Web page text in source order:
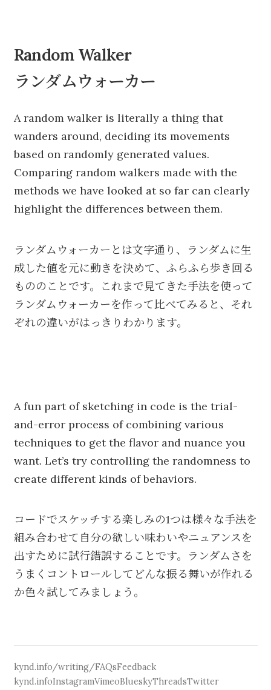
Random Walker
ランダムウォーカー
A random walker is literally a thing that
wanders around, deciding its movements
based on randomly generated values.
Comparing random walkers made with the
methods we have looked at so far can clearly
highlight the differences between them.
ランダムウォーカーとは文字通り、ランダムに生
成した値を元に動きを決めて、ふらふら歩き回る
もののことです。これまで見てきた手法を使って
ランダムウォーカーを作って比べてみると、それ
ぞれの違いがはっきりわかります。
A fun part of sketching in code is the trial-
and-error process of combining various
techniques to get the flavor and nuance you
want. Let’s try controlling the randomness to
create different kinds of behaviors.
コードでスケッチする楽しみの1つは様々な手法を
組み合わせて自分の欲しい味わいやニュアンスを
出すために試行錯誤することです。ランダムさを
うまくコントロールしてどんな振る舞いが作れる
か色々試してみましょう。
kynd.info/writing/FAQsFeedback
kynd.infoInstagramVimeoBlueskyThreadsTwitter